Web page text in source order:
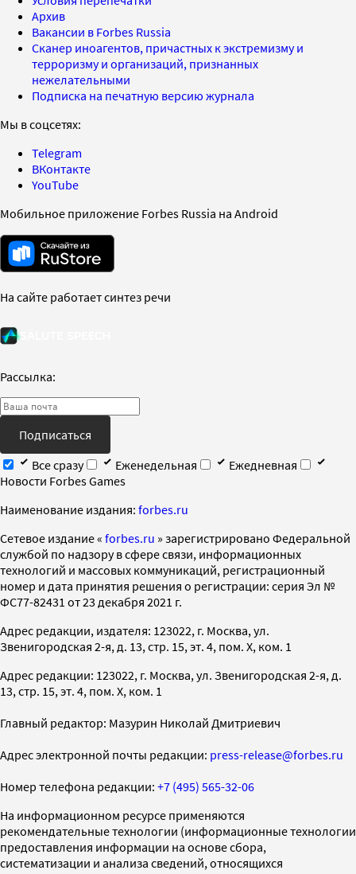
Архив
Вакансии в Forbes Russia
Сканер иноагентов, причастных к экстремизму и
терроризму и организаций, признанных
нежелательными
Подписка на печатную версию журнала
Мы в соцсетях:
Telegram
ВКонтакте
YouTube
Мобильное приложение Forbes Russia на Android
На сайте работает синтез речи
Рассылка:
Подписаться
Все сразу
Еженедельная
Ежедневная
Новости Forbes Games
Наименование издания: forbes.ru
Cетевое издание « forbes.ru » зарегистрировано Федеральной
службой по надзору в сфере связи, информационных
технологий и массовых коммуникаций, регистрационный
номер и дата принятия решения о регистрации: серия Эл №
ФС77-82431 от 23 декабря 2021 г.
Адрес редакции, издателя: 123022, г. Москва, ул.
Звенигородская 2-я, д. 13, стр. 15, эт. 4, пом. X, ком. 1
Адрес редакции: 123022, г. Москва, ул. Звенигородская 2-я, д.
13, стр. 15, эт. 4, пом. X, ком. 1
Главный редактор: Мазурин Николай Дмитриевич
Адрес электронной почты редакции: press-release@forbes.ru
Номер телефона редакции: +7 (495) 565-32-06
На информационном ресурсе применяются
рекомендательные технологии (информационные технологии
предоставления информации на основе сбора,
систематизации и анализа сведений, относящихся